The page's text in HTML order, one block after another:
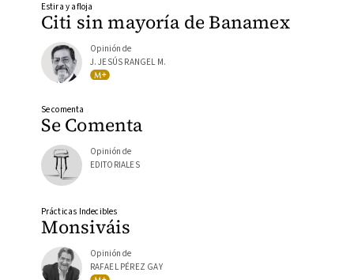
Citi sin mayoría de Banamex
Estira y afloja
Opinión de
J. JESÚS RANGEL M.
Se Comenta
Se comenta
Opinión de
EDITORIALES
Monsiváis
Prácticas Indecibles
Opinión de
RAFAEL PÉREZ GAY